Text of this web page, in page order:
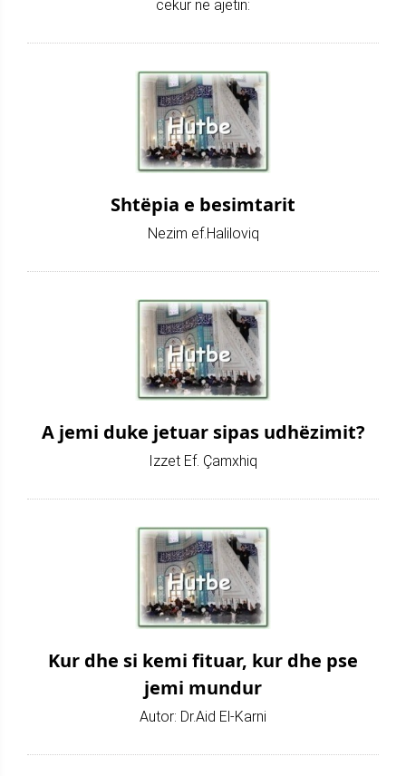
cekur në ajetin:
Shtëpia e besimtarit
Nezim ef.Haliloviq
A jemi duke jetuar sipas udhëzimit?
Izzet Ef. Çamxhiq
Kur dhe si kemi fituar, kur dhe pse
jemi mundur
Autor: Dr.Aid El-Karni